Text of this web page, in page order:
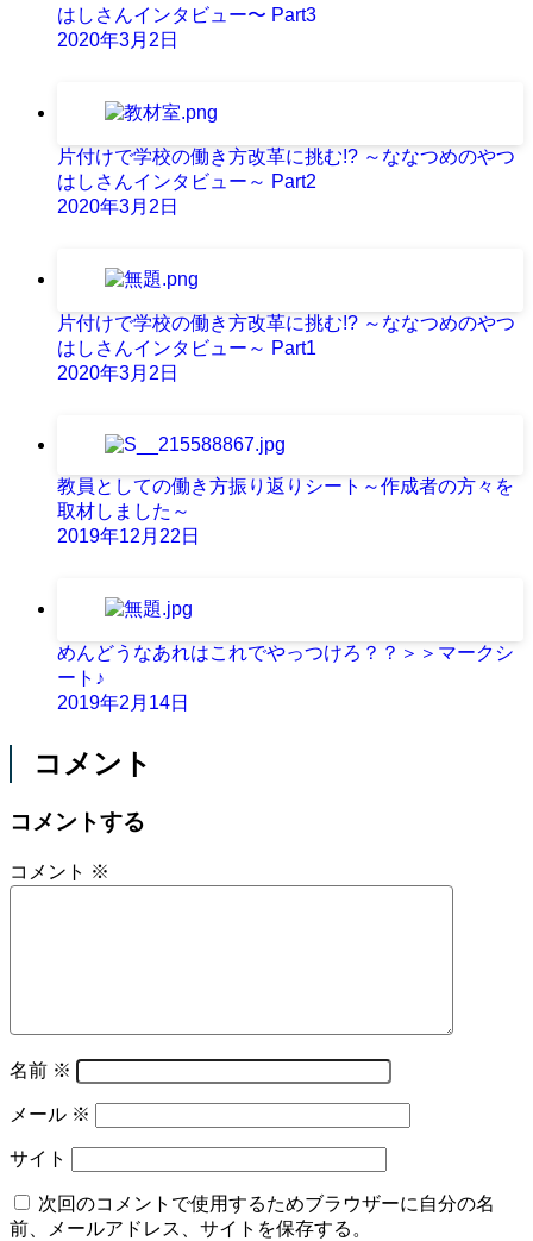
はしさんインタビュー〜 Part3
2020年3月2日
片付けで学校の働き方改革に挑む!? ～ななつめのやつ
はしさんインタビュー～ Part2
2020年3月2日
片付けで学校の働き方改革に挑む!? ～ななつめのやつ
はしさんインタビュー～ Part1
2020年3月2日
教員としての働き方振り返りシート～作成者の方々を
取材しました～
2019年12月22日
めんどうなあれはこれでやっつけろ？？＞＞マークシ
ート♪
2019年2月14日
コメント
コメントする
コメント ※
名前 ※
メール ※
サイト
次回のコメントで使用するためブラウザーに自分の名
前、メールアドレス、サイトを保存する。